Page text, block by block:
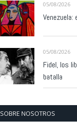
05/08/2026
Venezuela:
05/08/2026
Fidel, los
batalla
SOBRE NOSOTROS